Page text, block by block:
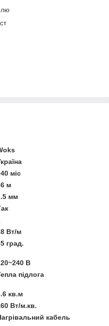
міс
м
мм
Вт/м
град.
В
підлога
кв.м
Вт/м.кв.
кабель